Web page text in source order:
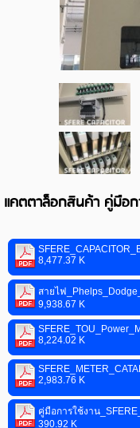
แคตตาล็อกสินค้า คู่มือก
8,477.37 K
สายไฟ
9,938.67 K
8,224.02 K
2,983.76 K
คู่มือการใช้งาน
390.92 K